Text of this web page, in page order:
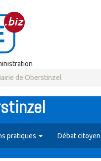
de Oberstinzel
pratiques Débat citoyen